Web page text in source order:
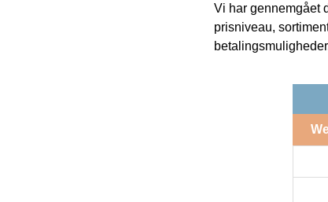
Vi har gennemgået
prisniveau,